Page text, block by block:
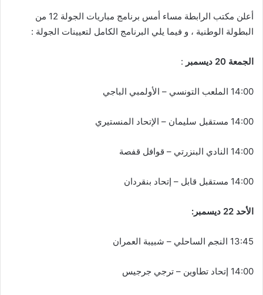
أعلن مكتب الرابطة مساء أمس برنامج مباريات الجولة 12 من
البطولة الوطنية ، و فيما يلي البرنامج الكامل لتعيينات الجولة :
الجمعة 20 ديسمبر :
14:00 الملعب التونسي – الأولمبي الباجي
14:00 مستقبل سليمان – الإتحاد المنستيري
14:00 النادي البنزرتي – قوافل قفصة
14:00 مستقبل قابل – إتحاد بنقردان
الأحد 22 ديسمبر:
13:45 النجم الساحلي – شبيبة العمران
14:00 إتحاد تطاوين – ترجي جرجيس